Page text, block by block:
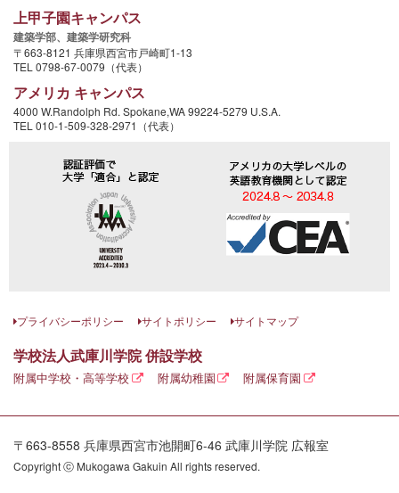
上甲子園キャンパス
建築学部、 建築学研究科
〒663-8121 兵庫県西宮市戸崎町1-13
TEL 0798-67-0079（代表）
アメリカ キャンパス
4000 W.Randolph Rd. Spokane,WA 99224-5279 U.S.A.
TEL 010-1-509-328-2971（代表）
プライバシーポリシー サイトポリシー サイトマップ
学校法人武庫川学院 併設学校
附属中学校・高等学校 附属幼稚園 附属保育園
〒663-8558 兵庫県西宮市池開町6-46 武庫川学院 広報室
Copyright ⓒ Mukogawa Gakuin All rights reserved.